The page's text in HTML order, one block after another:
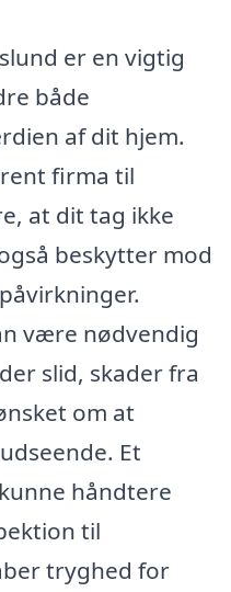
er en vigtig
både
af dit hjem.
firma til
at dit tag ikke
beskytter mod
være nødvendig
slid, skader fra
om at
Et
håndtere
til
tryghed for